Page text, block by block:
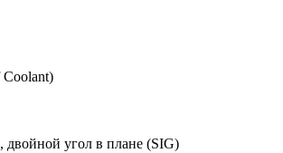
угол в плане (SIG)